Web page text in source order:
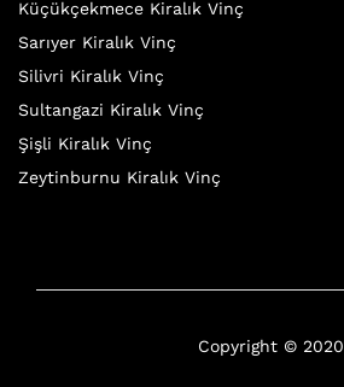
Küçükçekmece Kiralık Vinç
Sarıyer Kiralık Vinç
Silivri Kiralık Vinç
Sultangazi Kiralık Vinç
Şişli Kiralık Vinç
Zeytinburnu Kiralık Vinç
Copyright © 2020